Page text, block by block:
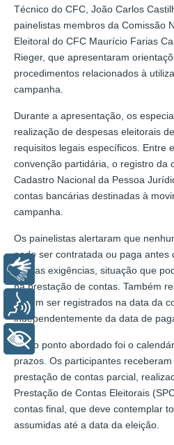
Técnico do CFC, João Carlos
painelistas membros da Comissão
Eleitoral do CFC Maurício Farias
Rieger, que apresentaram
procedimentos relacionados à
campanha.
Durante a apresentação, os
realização de despesas eleitorais
requisitos legais específicos. Entre
convenção partidária, o registro da
Cadastro Nacional da Pessoa
contas bancárias destinadas à
campanha.
Os painelistas alertaram que
pode ser contratada ou paga antes
dessas exigências, situação que
na prestação de contas. Também
devem ser registrados na data da
independentemente da data de
Outro ponto abordado foi o
prazos. Os participantes
prestação de contas parcial,
Prestação de Contas Eleitorais
contas final, que deve contemplar
assumidas até a data da eleição.
Libras
Voz
+ Acessibilidade